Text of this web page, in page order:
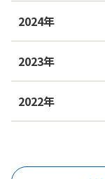
2024年
2023年
2022年